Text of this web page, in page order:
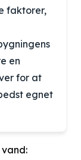
faktorer,
en
for at
egnet
vand: